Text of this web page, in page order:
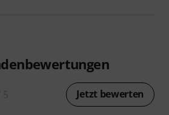
Jetzt bewerten